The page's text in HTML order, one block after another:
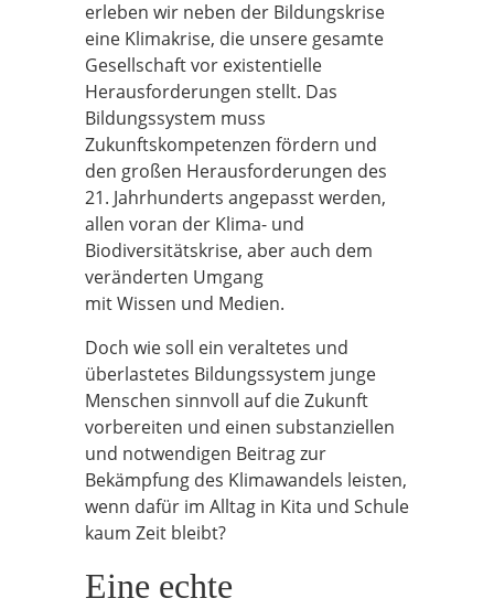
erleben wir neben der Bildungskrise
eine Klimakrise, die unsere gesamte
Gesellschaft vor existentielle
Herausforderungen stellt. Das
Bildungssystem muss
Zukunftskompetenzen fördern und
den großen Herausforderungen des
21. Jahrhunderts angepasst werden,
allen voran der Klima- und
Biodiversitätskrise, aber auch dem
veränderten Umgang
mit Wissen und Medien.
Doch wie soll ein veraltetes und
überlastetes Bildungssystem junge
Menschen sinnvoll auf die Zukunft
vorbereiten und einen substanziellen
und notwendigen Beitrag zur
Bekämpfung des Klimawandels leisten,
wenn dafür im Alltag in Kita und Schule
kaum Zeit bleibt?
Eine echte